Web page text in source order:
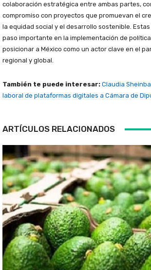
colaboración estratégica entre ambas partes,
compromiso con proyectos que promuevan el
la equidad social y el desarrollo sostenible.
paso importante en la implementación de
posicionar a México como un actor clave en el
regional y global.
También te puede interesar: Claudia
laboral de plataformas digitales a Cámara de
ARTÍCULOS RELACIONADOS